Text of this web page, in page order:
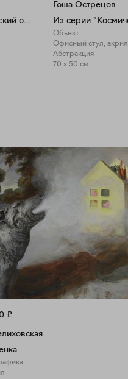
Из серии "Космический офис"
Гоша Острецов
Объект
Офисный стул, акрил
Абстракция
70 x 50 см
₽